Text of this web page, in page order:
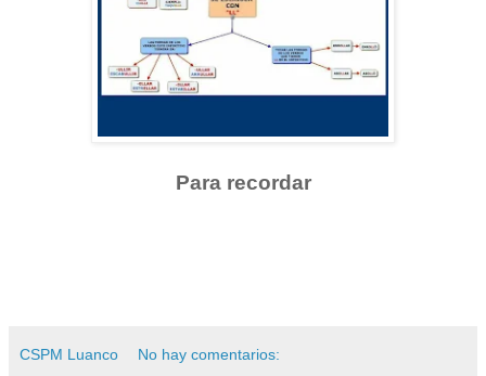
Para recordar
CSPM Luanco No hay comentarios: